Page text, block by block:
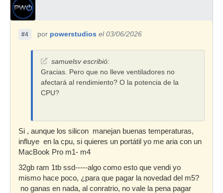
#4 por powerstudios el 03/06/2026
samuelsv escribió:
Gracias. Pero que no lleve ventiladores no
afectará al rendimiento? O la potencia de la
CPU?
Si , aunque los silicon manejan buenas temperaturas,
influye en la cpu, si quieres un portátil yo me aria con un
MacBook Pro m1- m4
32gb ram 1tb ssd-----algo como esto que vendi yo
mismo hace poco, ¿para que pagar la novedad del m5?
no ganas en nada, al conratrio, no vale la pena pagar